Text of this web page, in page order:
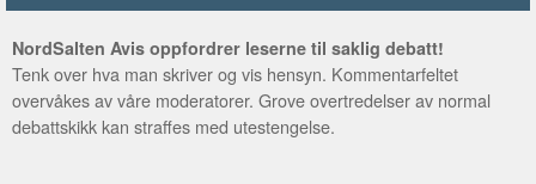
NordSalten Avis oppfordrer leserne til saklig debatt!
Tenk over hva man skriver og vis hensyn. Kommentarfeltet
overvåkes av våre moderatorer. Grove overtredelser av normal
debattskikk kan straffes med utestengelse.